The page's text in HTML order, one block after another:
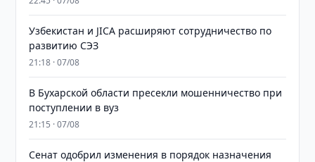
Узбекистан и JICA расширяют сотрудничество по
развитию СЭЗ
21:18 · 07/08
В Бухарской области пресекли мошенничество при
поступлении в вуз
21:15 · 07/08
Сенат одобрил изменения в порядок назначения